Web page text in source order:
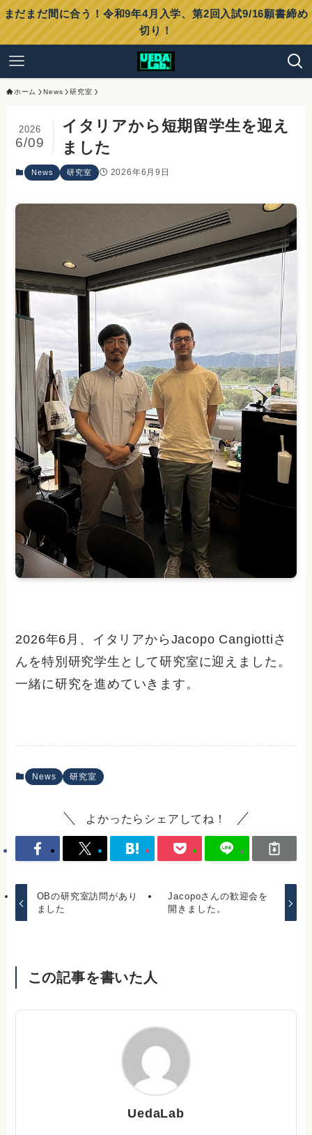
まだまだ間に合う！令和9年4月入学、第2回入試9/16願書締め
切り！
ホーム News 研究室
イタリアから短期留学生を迎え
ました
2026
6/09
News 研究室 2026年6月9日
2026年6月、イタリアからJacopo Cangiottiさ
んを特別研究学生として研究室に迎えました。
一緒に研究を進めていきます。
News 研究室
よかったらシェアしてね！
OBの研究室訪問があり
ました
Jacopoさんの歓迎会を
開きました。
この記事を書いた人
UedaLab